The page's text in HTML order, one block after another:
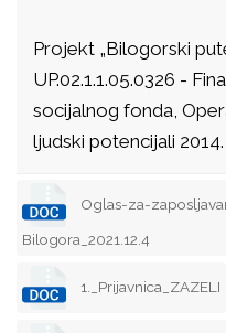
Projekt „Bilogorski
UP.02.1.1.05.0326 -
socijalnog fonda,
ljudski potencijali
Oglas-za-
Bilogora_2021.12.4
1._Prijavnica_ZAZELI